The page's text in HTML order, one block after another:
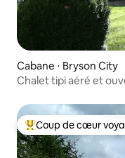
Cabane ⋅ Bryson City
Chalet tipi aéré et
Coups de cœur
Coup de cœur